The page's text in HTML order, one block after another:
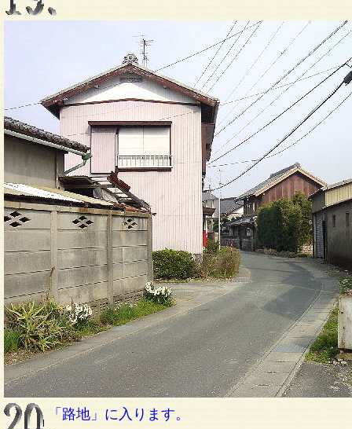
「路地」に入ります。